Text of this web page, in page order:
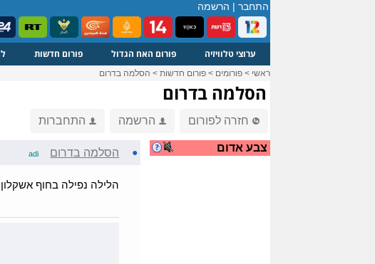
התחבר | הרשמה
ערוצי טלוויזיה פורום האח הגדול פורום חדשות
ראשי > פורומים > פורום חדשות > הסלמה בדרום
הסלמה בדרום
חזרה לפורום הרשמה התחברות
צבע אדום ● הסלמה בדרום adi
הלילה נפילה בחוף